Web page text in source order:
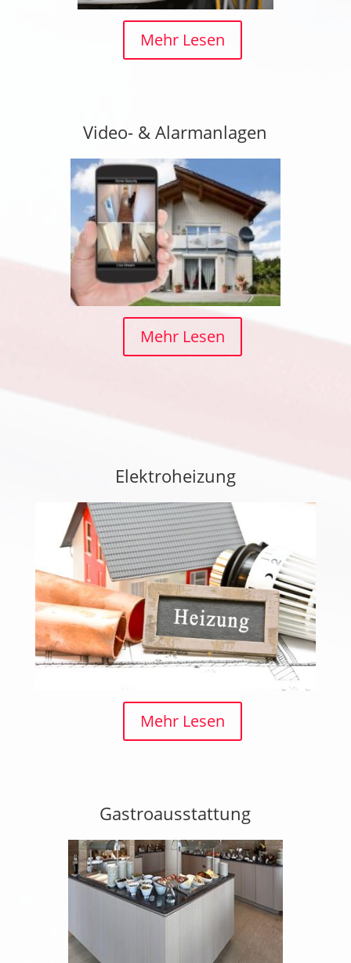
Mehr Lesen
Video- & Alarmanlagen
Mehr Lesen
Elektroheizung
Mehr Lesen
Gastroausstattung